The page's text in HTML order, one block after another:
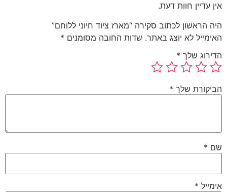
אין עדיין חוות דעת.
היה הראשון לכתוב סקירה “מארז ציוד חיוני ללוחם”
האימייל לא יוצג באתר. שדות החובה מסומנים *
הדירוג שלך *
הביקורת שלך *
שם *
אימייל *